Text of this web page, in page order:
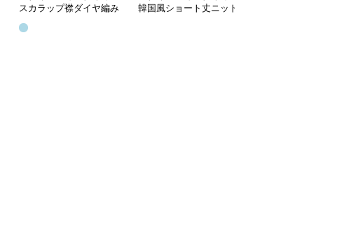
スカラップ襟ダイヤ編み
韓国風ショート丈ニット